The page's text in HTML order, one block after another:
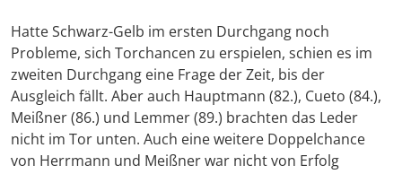
Hatte Schwarz-Gelb im ersten Durchgang noch
Probleme, sich Torchancen zu erspielen, schien es im
zweiten Durchgang eine Frage der Zeit, bis der
Ausgleich fällt. Aber auch Hauptmann (82.), Cueto (84.),
Meißner (86.) und Lemmer (89.) brachten das Leder
nicht im Tor unten. Auch eine weitere Doppelchance
von Herrmann und Meißner war nicht von Erfolg